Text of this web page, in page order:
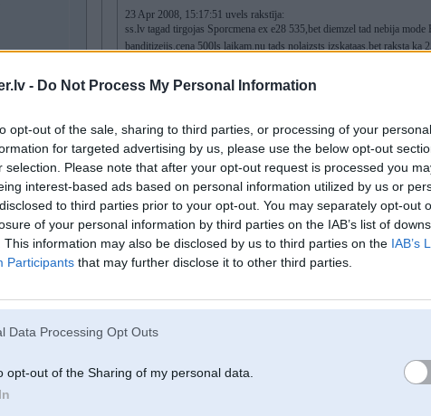
- Do Not Process My Personal Information
opt-out of the sale, sharing to third parties, or processing of your
for targeted advertising by us, please use the below opt-out
selection. Please note that after your opt-out request is processed you
interest-based ads based on personal information utilized by us or
to third parties prior to your opt-out. You may separately opt-out
of your personal information by third parties on the IAB’s list of
This information may also be disclosed by us to third parties on the IAB’s
Participants that may further disclose it to other third parties.
Data Processing Opt Outs
opt-out of the Sharing of my personal data.
23 Apr 2008, 15:17:51 uvels rakstīja:
ss.lv tagad tirgojas Sporcmena ex e28 535,bet diemzel tad nebija
banditizejis,cena 500ls laikam,nu tads nolaizsts izskataas,bet raksta ka
es arii gribeetu vinju redzeet.
ceko bnmw kuri sodien ir ielikti pardosana un saliec pec cenas un tur augspuse
23 Apr 2008, 16:18:40 LaurisA rakstīja:
e28 m5 var atvest no usa
liekas ka nolaists staavoklis jo cena kautkaa pamazu shitaadam. shitaadam